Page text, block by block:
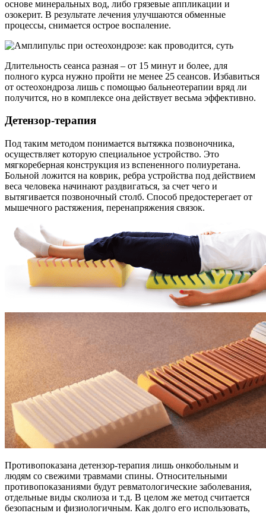
основе минеральных вод, либо грязевые аппликации и
озокерит. В результате лечения улучшаются обменные
процессы, снимается острое воспаление.
Длительность сеанса разная – от 15 минут и более, для
полного курса нужно пройти не менее 25 сеансов. Избавиться
от остеохондроза лишь с помощью бальнеотерапии вряд ли
получится, но в комплексе она действует весьма эффективно.
Детензор-терапия
Под таким методом понимается вытяжка позвоночника,
осуществляет которую специальное устройство. Это
мягкореберная конструкция из вспененного полиуретана.
Больной ложится на коврик, ребра устройства под действием
веса человека начинают раздвигаться, за счет чего и
вытягивается позвоночный столб. Способ предостерегает от
мышечного растяжения, перенапряжения связок.
Противопоказана детензор-терапия лишь онкобольным и
людям со свежими травмами спины. Относительными
противопоказаниями будут ревматологические заболевания,
отдельные виды сколиоза и т.д. В целом же метод считается
безопасным и физиологичным. Как долго его использовать,